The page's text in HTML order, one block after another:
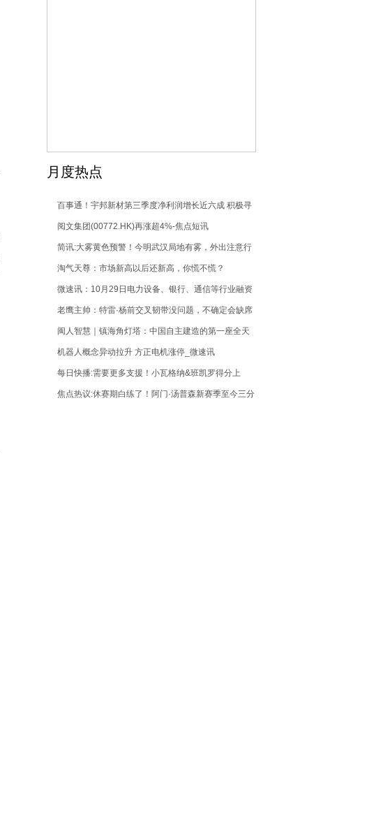
月度热点
百事通！宇邦新材第三季度净利润增长近六成 积极寻
求新的业务方向
阅文集团(00772.HK)再涨超4%-焦点短讯
简讯:大雾黄色预警！今明武汉局地有雾，外出注意行
车安全！（附生活指南）
淘气天尊：市场新高以后还新高，你慌不慌？
微速讯：10月29日电力设备、银行、通信等行业融资
净买入额居前
老鹰主帅：特雷·杨前交叉韧带没问题，不确定会缺席
多久
闽人智慧｜镇海角灯塔：中国自主建造的第一座全天
候大型灯塔
机器人概念异动拉升 方正电机涨停_微速讯
每日快播:需要更多支援！小瓦格纳&班凯罗得分上
双，魔术仍遭活塞反超
焦点热议:休赛期白练了！阿门·汤普森新赛季至今三分